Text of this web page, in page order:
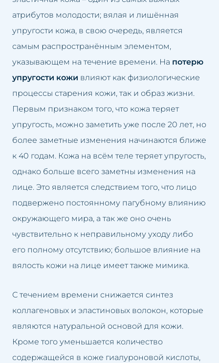
Долина слёз
Второй подбородок
Кривой нос
Люмбаго
Маленькие губы
Избыток волос
Избыток жировой ткани
Неудачный перманентный
макияж
Неудачная татуировка
Обвисшая грудь
Нависшие веки
Обвисшие щеки
Пятна на коже
Пигментные пятна после
загара
Лечение облысения
Лечение гипергидроза
Лечение розацеа
Лифтинг лица
Ликвидация второго
подбородка
Лечение люмбаго
Чистка лица
Омоложение груди
Подтяжка век
Увеличение губ
Подтяжка кожи лица
Удаление рубцов
Устранение целлюлита
Удаление перманентного
макияжа
атрибутов молодости; вялая и лишённая
упругости кожа, в свою очередь, является
самым распространённым элементом,
указывающем на течение времени. На потерю
упругости кожи влияют как физиологические
процессы старения кожи, так и образ жизни.
Первым признаком того, что кожа теряет
упругость, можно заметить уже после 20 лет, но
более заметные изменения начинаются ближе
к 40 годам. Кожа на всём теле теряет упругость,
однако больше всего заметны изменения на
лице. Это является следствием того, что лицо
подвержено постоянному пагубному влиянию
окружающего мира, а так же оно очень
чувствительно к неправильному уходу либо
его полному отсутствию; большое влияние на
вялость кожи на лице имеет также мимика.
С течением времени снижается синтез
коллагеновых и эластиновых волокон, которые
являются натуральной основой для кожи.
Кроме того уменьшается количество
содержащейся в коже гиалуроновой кислоты,